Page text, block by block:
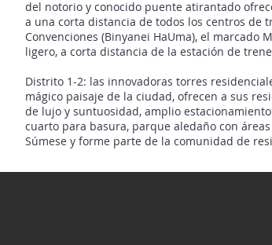
del notorio y conocido puente atirantado
a una corta distancia de todos los centros de
Convenciones (Binyanei HaUma), el marcado
ligero, a corta distancia de la estación de
Distrito 1-2: las innovadoras torres
mágico paisaje de la ciudad, ofrecen a sus
de lujo y suntuosidad, amplio
cuarto para basura, parque aledaño con
Súmese y forme parte de la comunidad de